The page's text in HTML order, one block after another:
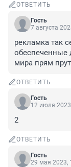
ОТВЕТИТЬ
Гость
7 августа
рекламка так
обеспеченные
мира прям
ОТВЕТИТЬ
Гость
12 июля
2
ОТВЕТИТЬ
Гость
29 мая 2023,